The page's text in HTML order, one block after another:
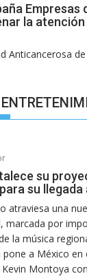
Empresas
la
Anticancerosa de
su
su llegada
atraviesa una
marcada por
la música
a México en
Kevin Montoya